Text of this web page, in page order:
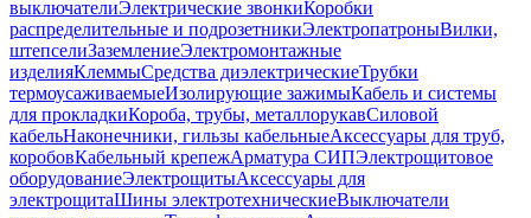
выключателиЭлектрические звонкиКоробки
распределительные и подрозетникиЭлектропатроныВилки,
штепселиЗаземлениеЭлектромонтажные
изделияКлеммыСредства диэлектрическиеТрубки
термоусаживаемыеИзолирующие зажимыКабель и системы
для прокладкиКороба, трубы, металлорукавСиловой
кабельНаконечники, гильзы кабельныеАксессуары для труб,
коробовКабельный крепежАрматура СИПЭлектрощитовое
оборудованиеЭлектрощитыАксессуары для
электрощитаШины электротехническиеВыключатели